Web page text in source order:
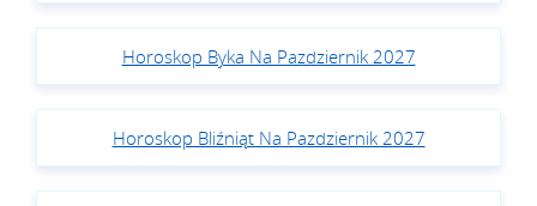
Horoskop Byka Na Pazdziernik 2027
Horoskop Bliźniąt Na Pazdziernik 2027